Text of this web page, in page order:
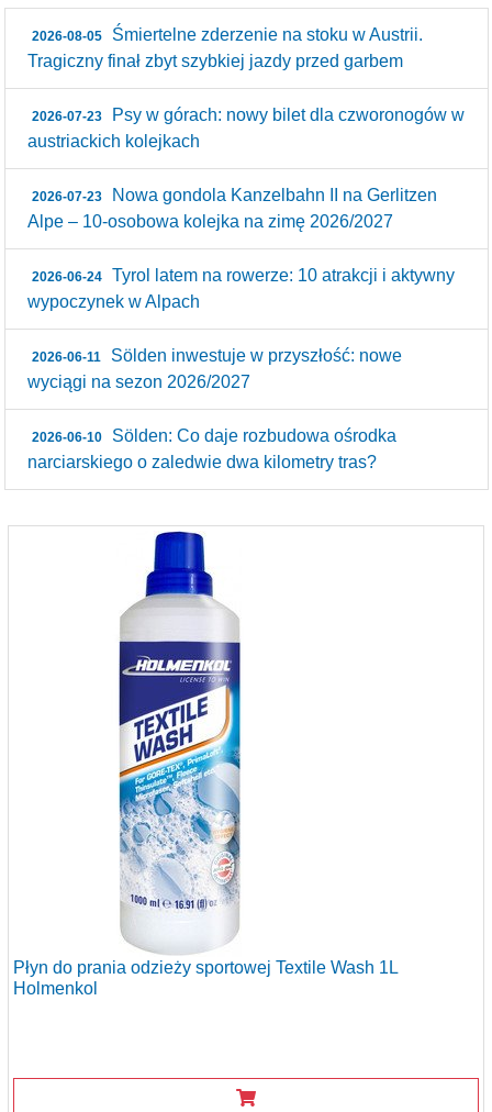
2026-08-05
Śmiertelne zderzenie na stoku w Austrii.
Tragiczny finał zbyt szybkiej jazdy przed garbem
2026-07-23
Psy w górach: nowy bilet dla czworonogów w
austriackich kolejkach
2026-07-23
Nowa gondola Kanzelbahn II na Gerlitzen
Alpe – 10‑osobowa kolejka na zimę 2026/2027
2026-06-24
Tyrol latem na rowerze: 10 atrakcji i aktywny
wypoczynek w Alpach
2026-06-11
Sölden inwestuje w przyszłość: nowe
wyciągi na sezon 2026/2027
2026-06-10
Sölden: Co daje rozbudowa ośrodka
narciarskiego o zaledwie dwa kilometry tras?
Płyn do prania odzieży sportowej Textile Wash 1L
Holmenkol